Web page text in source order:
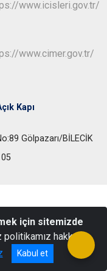
Kapı
Gölpazarı/BİLECİK
için sitemizde
politikamız hakkında
Kabul et